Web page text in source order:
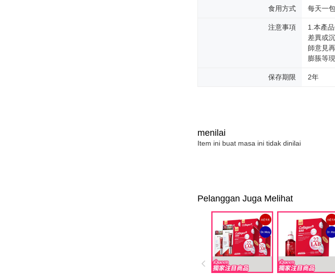
食用方式 每天一包
注意事項
1.本產
差異或
師意見
膨脹等
保存期限 2年
menilai
Item ini buat masa ini tidak dinilai
Pelanggan Juga Melihat